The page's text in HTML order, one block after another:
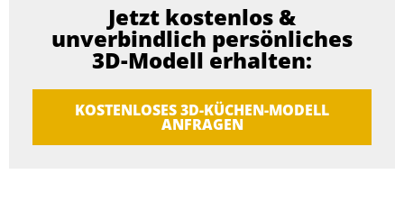
Jetzt kostenlos &
unverbindlich persönliches
3D-Modell erhalten:
KOSTENLOSES 3D-KÜCHEN-MODELL
ANFRAGEN